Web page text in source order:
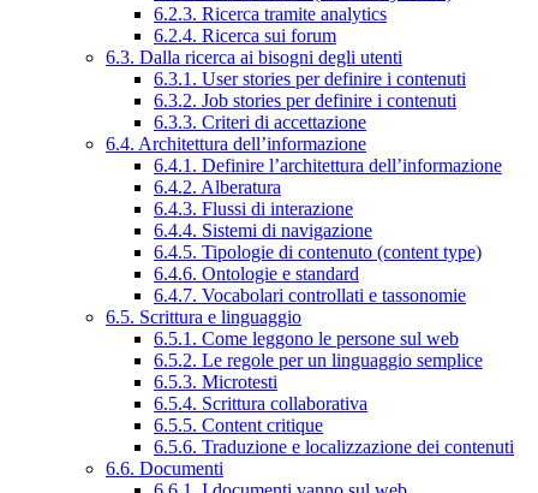
6.2.3. Ricerca tramite analytics
6.2.4. Ricerca sui forum
6.3. Dalla ricerca ai bisogni degli utenti
6.3.1. User stories per definire i contenuti
6.3.2. Job stories per definire i contenuti
6.3.3. Criteri di accettazione
6.4. Architettura dell’informazione
6.4.1. Definire l’architettura dell’informazione
6.4.2. Alberatura
6.4.3. Flussi di interazione
6.4.4. Sistemi di navigazione
6.4.5. Tipologie di contenuto (content type)
6.4.6. Ontologie e standard
6.4.7. Vocabolari controllati e tassonomie
6.5. Scrittura e linguaggio
6.5.1. Come leggono le persone sul web
6.5.2. Le regole per un linguaggio semplice
6.5.3. Microtesti
6.5.4. Scrittura collaborativa
6.5.5. Content critique
6.5.6. Traduzione e localizzazione dei contenuti
6.6. Documenti